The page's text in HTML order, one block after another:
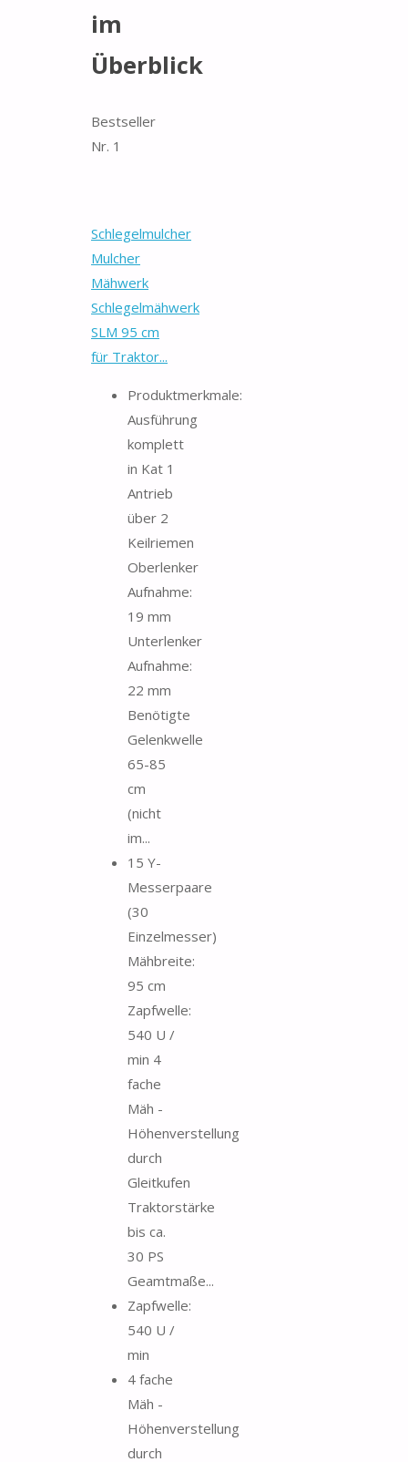
im
Überblick
Bestseller
Nr. 1
Schlegelmulcher
Mulcher
Mähwerk
Schlegelmähwerk
SLM 95 cm
für Traktor...
Produktmerkmale:
Ausführung
komplett
in Kat 1
Antrieb
über 2
Keilriemen
Oberlenker
Aufnahme:
19 mm
Unterlenker
Aufnahme:
22 mm
Benötigte
Gelenkwelle
65-85
cm
(nicht
im...
15 Y-
Messerpaare
(30
Einzelmesser)
Mähbreite:
95 cm
Zapfwelle:
540 U /
min 4
fache
Mäh -
Höhenverstellung
durch
Gleitkufen
Traktorstärke
bis ca.
30 PS
Geamtmaße...
Zapfwelle:
540 U /
min
4 fache
Mäh -
Höhenverstellung
durch